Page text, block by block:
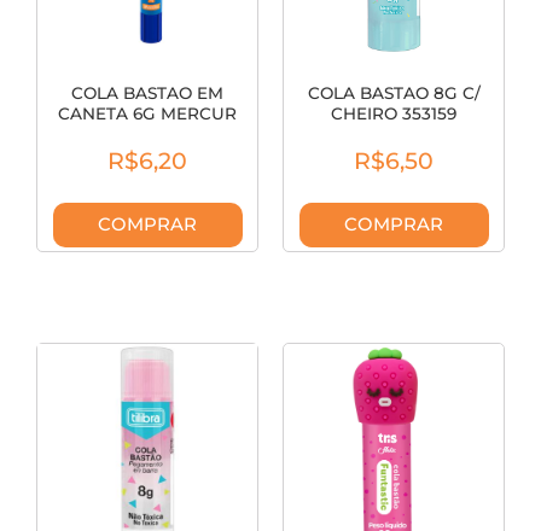
COLA BASTAO EM
CANETA 6G MERCUR
R$6,20
COMPRAR
COLA BASTAO 8G C/
CHEIRO 353159
R$6,50
COMPRAR